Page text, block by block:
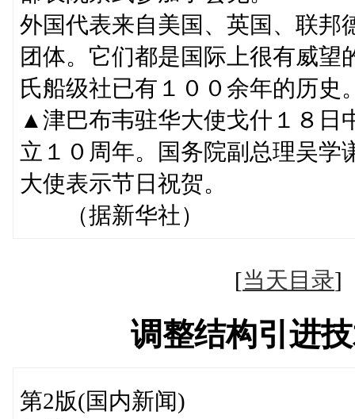
外国代表来自美国、英国、联邦
团体。它们都是国际上很有威
氏船级社已有１００余年的历史
▲津巴布韦驻华大使戈什１８日
立１０周年。国务院副总理吴学
大使表示节日祝贺。
（据新华社）
[当天目录
调整结构引进
第2版(国内新闻)